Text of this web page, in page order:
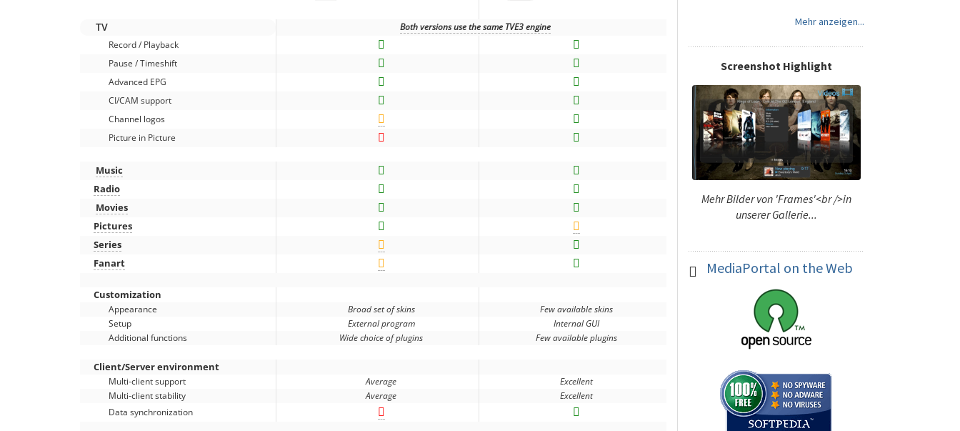
TV
Both versions use the same TVE3 engine
Record / Playback
Pause / Timeshift
Advanced EPG
CI/CAM support
Channel logos
Picture in Picture
Music
Radio
Movies
Pictures
Series
Fanart
Customization
Appearance Broad set of skins
Few available skins
Setup
External program
Internal GUI
Additional functions
Wide choice of plugins Few available plugins
Client/Server environment
Multi-client support Average
Excellent
Multi-client stability
Average
Excellent
Data synchronization
Mehr anzeigen...
Screenshot Highlight
Mehr Bilder von 'Frames'<br />in
unserer Gallerie...
MediaPortal on the Web